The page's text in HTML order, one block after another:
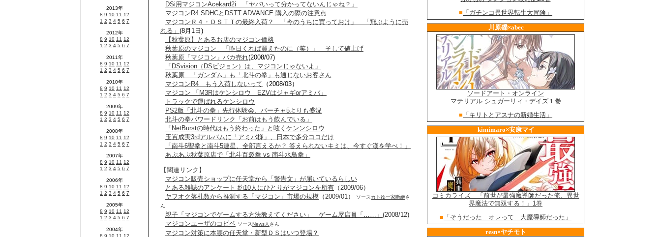
DSi用マジコンAcekard2i 「ヤバいって分かってないんじゃね？」
マジコンR4 SDHCとDSTT ADVANCE 購入の際の注意点
マジコンＲ４・ＤＳＴＴの最終入荷？ 「今のうちに買っておけ」 「飛ぶように売
れる」 (8月1日)
【秋葉原】とあるお店のマジコン価格
秋葉原のマジコン 「昨日くれば買えたのに（笑）」 そして値上げ
秋葉原「マジコン」バカ売れ(2008/07)
「DSvision（DSビジョン）は、マジコンじゃないよ」
秋葉原 「ガンダム」も「北斗の拳」も通じないお客さん
マジコンR4 もう入荷しないって （2008/03）
マジコン 「M3Rはケンシロウ EZVはジャギorアミバ」
トラックで運ばれるケンシロウ
PS2版「北斗の拳」先行体験会、バーチャ5よりも盛況
北斗の拳パワードリンク「お前はもう飲んでいる」
「NetBurstの時代はもう終わった」と呟くケンンシロウ
玉置成実3rdアルバムに「アミバ様」、日本で多分ココだけ
「南斗6聖拳と南斗5連星、全部言えるか？ 答えられないキミは、今すぐ漢を学べ！」
あぷあぷ秋葉原店で「北斗百裂拳 vs 南斗水鳥拳」
【関連リンク】
マジコン販売ショップに任天堂から「警告文」が届いているらしい
とある雑誌のアンケート 約10人にひとりがマジコンを所有 （2009/06）
ヤフオク落札数から推測する「マジコン」市場の規模 （2009/01） ソース カトゆー家断絶さ
ん
親子「マジコンでゲームする方法教えてください」 ゲーム屋店員「……」 (2008/12)
マジコンユーザのコピペ ソースNews人 さん
マジコン対策に本腰の任天堂・新型ＤＳはいつ登場？